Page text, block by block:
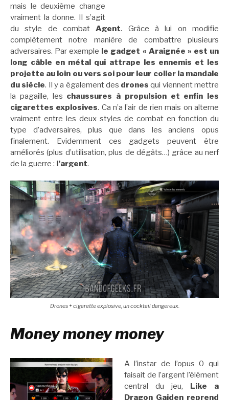
mais le deuxième change
vraiment la donne. Il s’agit
du style de combatAgent. Grâce à lui on modifie
complètement notre manière de combattre plusieurs
adversaires. Par exemple le gadget « Araignée » est un
long câble en métal qui attrape les ennemis et les
projette au loin ou vers soi pour leur coller la mandale
du siècle. Il y a également des dronesqui viennent mettre
la pagaille, les chaussures à propulsion et enfin les
cigarettes explosives. Ca n’a l’air de rien mais on alterne
vraiment entre les deux styles de combat en fonction du
type d’adversaires, plus que dans les anciens opus
finalement. Evidemment ces gadgets peuvent être
améliorés (plus d’utilisation, plus de dégâts…) grâce au nerf
de la guerre : l’argent.
Drones + cigarette explosive, un cocktail dangereux.
Money money money
A l’instar de l’opus 0 qui
faisait de l’argent l’élément
central du jeu, Like a
Dragon Gaiden reprend